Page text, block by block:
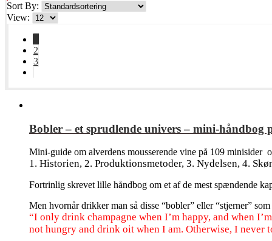
Sort By:
View:
2
3
Bobler – et sprudlende univers – mini-
Mini-guide om alverdens mousserende vine på 109 minisider
1. Historien, 2. Produktionsmetoder, 3. Nydelsen, 4.
Fortrinlig skrevet lille håndbog om et af de mest spændende
Men hvornår drikker man så disse “bobler” eller “stjerner”
“I only drink champagne when I’m happy, and when
not hungry and drink oit when I am. Otherwise, I